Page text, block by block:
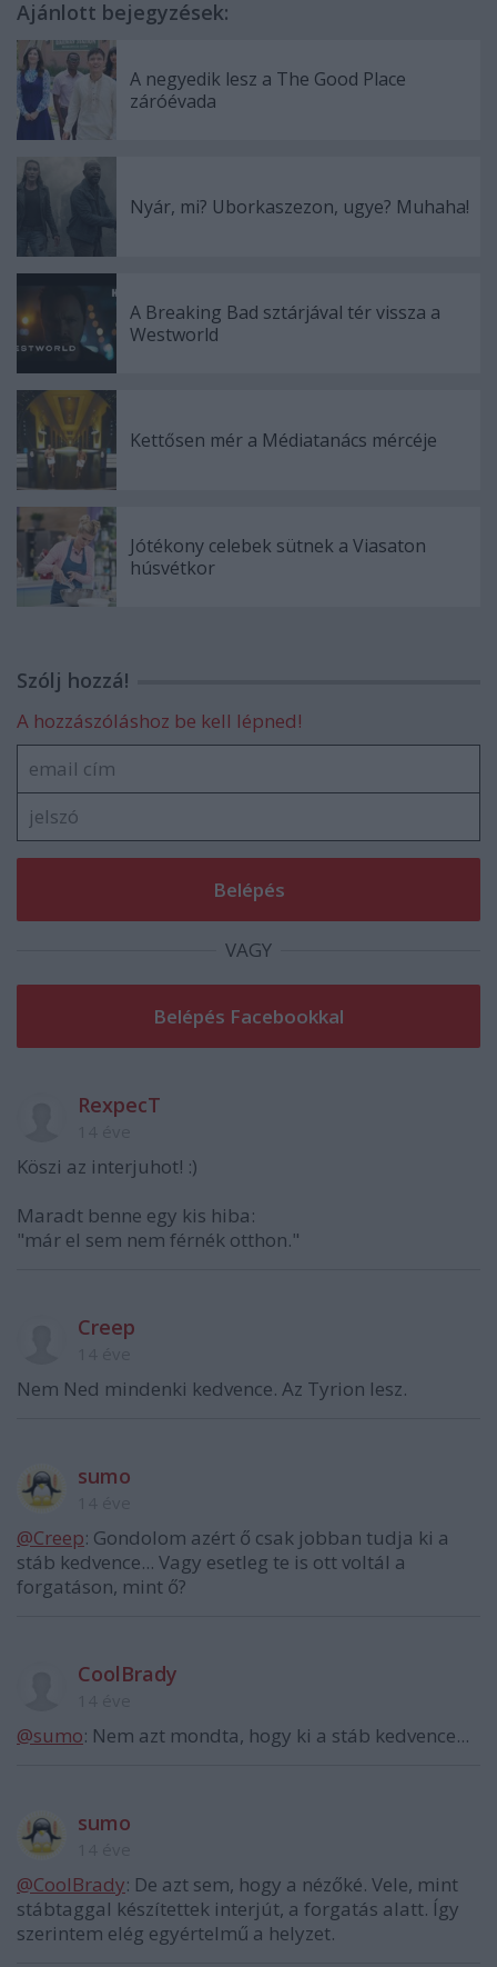
Ajánlott bejegyzések:
A negyedik lesz a The Good Place
záróévada
Nyár, mi? Uborkaszezon, ugye? Muhaha!
A Breaking Bad sztárjával tér vissza a
Westworld
Kettősen mér a Médiatanács mércéje
Jótékony celebek sütnek a Viasaton
húsvétkor
Szólj hozzá!
A hozzászóláshoz be kell lépned!
VAGY
RexpecT
Köszi az interjuhot! :)
Maradt benne egy kis hiba:
"már el sem nem férnék otthon."
Creep
Nem Ned mindenki kedvence. Az Tyrion lesz.
sumo
@Creep: Gondolom azért ő csak jobban tudja ki a
stáb kedvence... Vagy esetleg te is ott voltál a
forgatáson, mint ő?
CoolBrady
@sumo: Nem azt mondta, hogy ki a stáb kedvence...
sumo
@CoolBrady: De azt sem, hogy a nézőké. Vele, mint
stábtaggal készítettek interjút, a forgatás alatt. Így
szerintem elég egyértelmű a helyzet.